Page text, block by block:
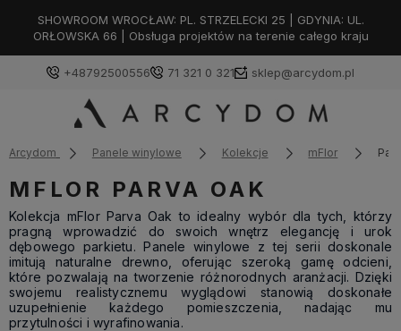
SHOWROOM WROCŁAW: PL. STRZELECKI 25 | GDYNIA: UL.
ORŁOWSKA 66 | Obsługa projektów na terenie całego kraju
+48792500556 71 321 0 321 sklep@arcydom.pl
Arcydom Panele winylowe Kolekcje mFlor
MFLOR PARVA OAK
Kolekcja mFlor Parva Oak to idealny wybór dla tych, którzy
pragną wprowadzić do swoich wnętrz elegancję i urok
dębowego parkietu. Panele winylowe z tej serii doskonale
imitują naturalne drewno, oferując szeroką gamę odcieni,
które pozwalają na tworzenie różnorodnych aranżacji. Dzięki
swojemu realistycznemu wyglądowi stanowią doskonałe
uzupełnienie każdego pomieszczenia, nadając mu
przytulności i wyrafinowania.